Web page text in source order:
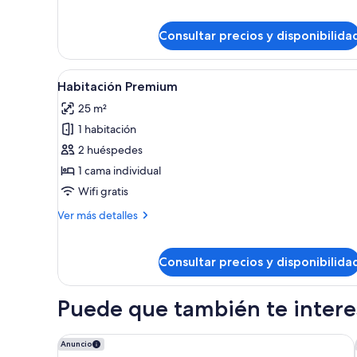
1
cama
doble
Consultar precios y
Abrir
todas
las
fotos
de
Habitación
Premium
Habitación de hotel con una
6
Habitación Premium
25 m²
1 habitación
2 huéspedes
1 cama individual
Wifi gratis
Ver más detalles
Más
Consultar precios y
Puede que también te
Anuncio
Delta Hotels Bexleyheath